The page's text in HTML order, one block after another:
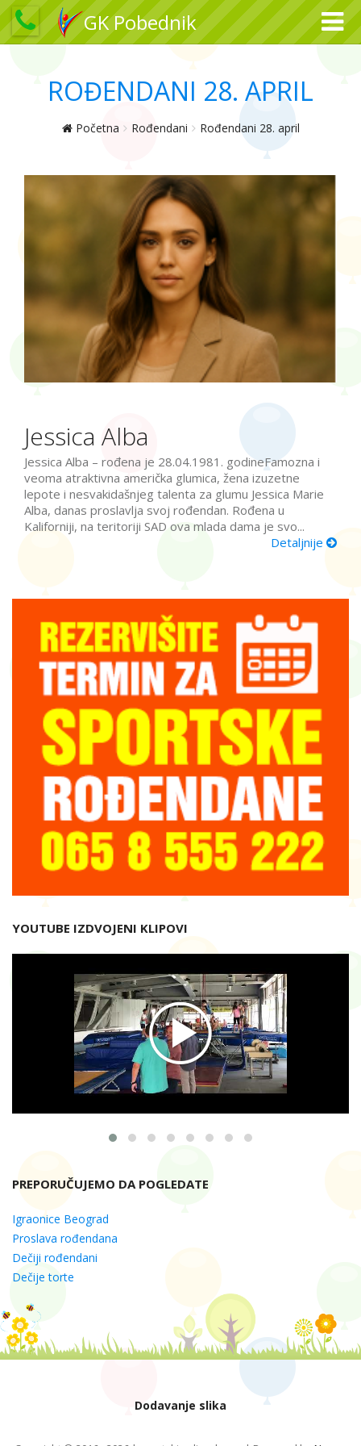
GK Pobednik
ROĐENDANI 28. APRIL
Početna Rođendani Rođendani 28. april
Jessica Alba
Jessica Alba – rođena je 28.04.1981. godineFamozna i
veoma atraktivna američka glumica, žena izuzetne
lepote i nesvakidašnjeg talenta za glumu Jessica Marie
Alba, danas proslavlja svoj rođendan. Rođena u
Kaliforniji, na teritoriji SAD ova mlada dama je svo...
Detaljnije
YOUTUBE IZDVOJENI KLIPOVI
PREPORUČUJEMO DA POGLEDATE
Igraonice Beograd
Proslava rođendana
Dečiji rođendani
Dečije torte
Dodavanje slika